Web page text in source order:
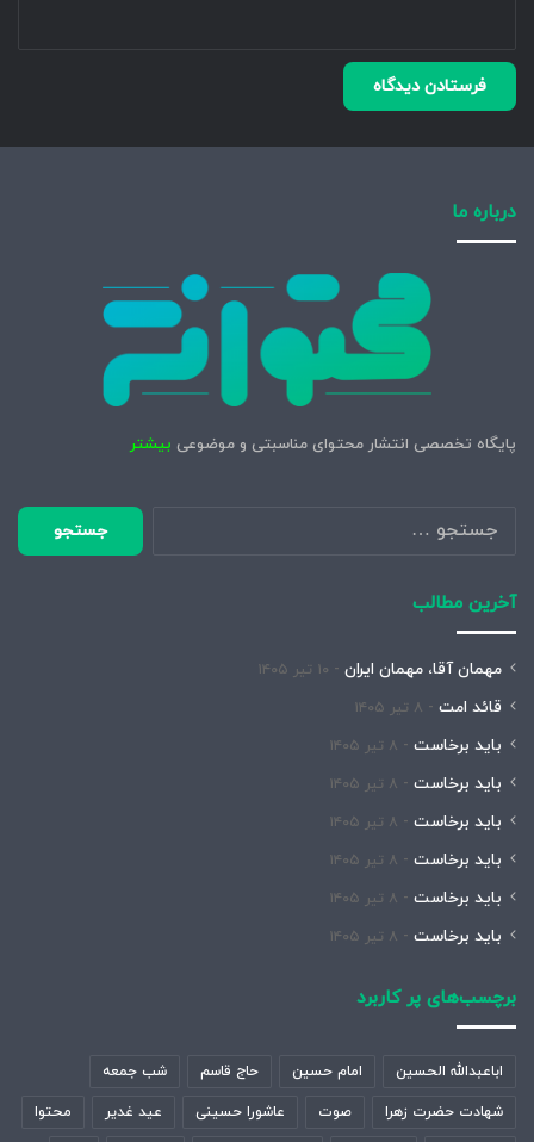
درباره ما
پایگاه تخصصی انتشار محتوای مناسبتی و موضوعی بیشتر
جستجو
برای:
آخرین مطالب
مهمان آقا، مهمان ایران ۱۰ تیر ۱۴۰۵
قائد امت ۸ تیر ۱۴۰۵
باید برخاست ۸ تیر ۱۴۰۵
باید برخاست ۸ تیر ۱۴۰۵
باید برخاست ۸ تیر ۱۴۰۵
باید برخاست ۸ تیر ۱۴۰۵
باید برخاست ۸ تیر ۱۴۰۵
باید برخاست ۸ تیر ۱۴۰۵
برچسب‌های پر کاربرد
اباعبدالله الحسین امام حسین حاج قاسم شب جمعه
شهادت حضرت زهرا صوت عاشورا حسینی عید غدیر محتوا